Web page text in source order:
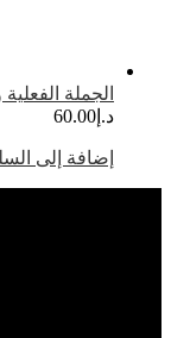
الجملة
د.إ 60.00
إضافة إلى